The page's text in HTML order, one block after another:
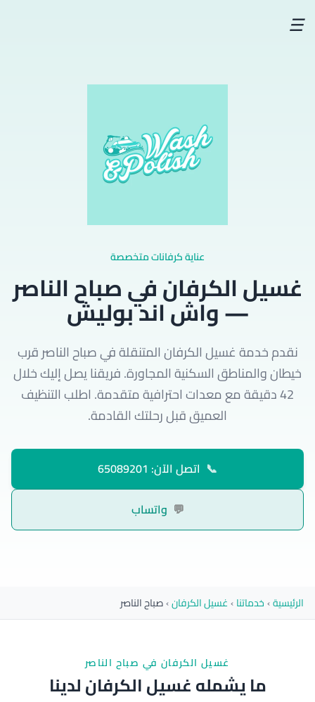
☰
عناية كرفانات متخصصة
غسيل الكرفان في صباح الناصر
— واش اند بوليش
نقدم خدمة غسيل الكرفان المتنقلة في صباح الناصر قرب
خيطان والمناطق السكنية المجاورة. فريقنا يصل إليك خلال
42 دقيقة مع معدات احترافية متقدمة. اطلب التنظيف
العميق قبل رحلتك القادمة.
📞 اتصل الآن: 65089201
💬 واتساب
الرئيسية›خدماتنا›غسيل الكرفان›صباح الناصر
غسيل الكرفان في صباح الناصر
ما يشمله غسيل الكرفان لدينا